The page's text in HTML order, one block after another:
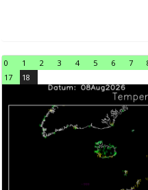
0 1 2 3 4 5 6 7
17
18